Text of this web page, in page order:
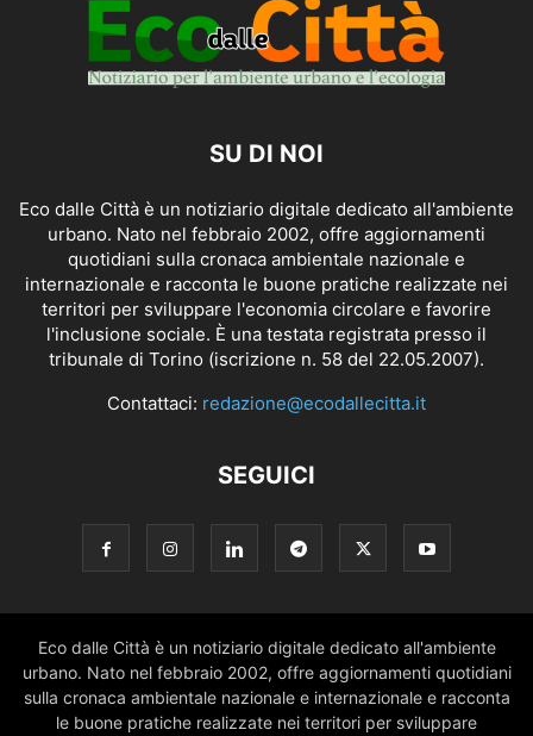
SU DI NOI
Eco dalle Città è un notiziario digitale dedicato all'ambiente
urbano. Nato nel febbraio 2002, offre aggiornamenti
quotidiani sulla cronaca ambientale nazionale e
internazionale e racconta le buone pratiche realizzate nei
territori per sviluppare l'economia circolare e favorire
l'inclusione sociale. È una testata registrata presso il
tribunale di Torino (iscrizione n. 58 del 22.05.2007).
Contattaci: redazione@ecodallecitta.it
SEGUICI
Eco dalle Città è un notiziario digitale dedicato all'ambiente
urbano. Nato nel febbraio 2002, offre aggiornamenti quotidiani
sulla cronaca ambientale nazionale e internazionale e racconta
le buone pratiche realizzate nei territori per sviluppare